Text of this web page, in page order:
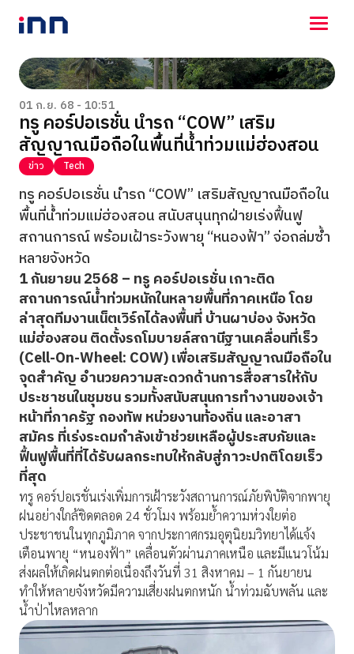
NEWS
ENTERTAINMENT
LIFESTYLE
HOROSCOPE
LOTTERY
VIDEO
ร่วมด้วยช่วยกัน
01 ก.ย. 68 - 10:51
ทรู คอร์ปอเรชั่น นำรถ “COW” เสริม
สัญญาณมือถือในพื้นที่น้ำท่วมแม่ฮ่องสอน
ข่าว Tech
ทรู คอร์ปอเรชั่น นำรถ “COW” เสริมสัญญาณมือถือใน
พื้นที่น้ำท่วมแม่ฮ่องสอน สนับสนุนทุกฝ่ายเร่งฟื้นฟู
สถานการณ์ พร้อมเฝ้าระวังพายุ “หนองฟ้า” จ่อถล่มซ้ำ
หลายจังหวัด
1 กันยายน 2568 – ทรู คอร์ปอเรชั่น เกาะติด
สถานการณ์น้ำท่วมหนักในหลายพื้นที่ภาคเหนือ โดย
ล่าสุดทีมงานเน็ตเวิร์กได้ลงพื้นที่ บ้านผาบ่อง จังหวัด
แม่ฮ่องสอน ติดตั้งรถโมบายล์สถานีฐานเคลื่อนที่เร็ว
(Cell-On-Wheel: COW) เพื่อเสริมสัญญาณมือถือใน
จุดสำคัญ อำนวยความสะดวกด้านการสื่อสารให้กับ
ประชาชนในชุมชน รวมทั้งสนับสนุนการทำงานของเจ้า
หน้าที่ภาครัฐ กองทัพ หน่วยงานท้องถิ่น และอาสา
สมัคร ที่เร่งระดมกำลังเข้าช่วยเหลือผู้ประสบภัยและ
ฟื้นฟูพื้นที่ที่ได้รับผลกระทบให้กลับสู่ภาวะปกติโดยเร็ว
ที่สุด
ทรู คอร์ปอเรชั่นเร่งเพิ่มการเฝ้าระวังสถานการณ์ภัยพิบัติจากพายุ
ฝนอย่างใกล้ชิดตลอด 24 ชั่วโมง พร้อมย้ำความห่วงใยต่อ
ประชาชนในทุกภูมิภาค จากประกาศกรมอุตุนิยมวิทยาได้แจ้ง
เตือนพายุ “หนองฟ้า” เคลื่อนตัวผ่านภาคเหนือ และมีแนวโน้ม
ส่งผลให้เกิดฝนตกต่อเนื่องถึงวันที่ 31 สิงหาคม – 1 กันยายน
ทำให้หลายจังหวัดมีความเสี่ยงฝนตกหนัก น้ำท่วมฉับพลัน และ
น้ำป่าไหลหลาก